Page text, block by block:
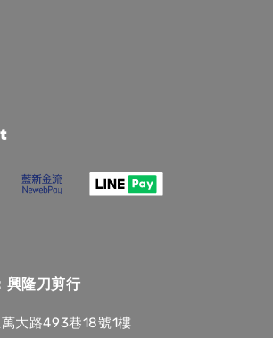
興隆刀剪行
大路493巷18號1樓